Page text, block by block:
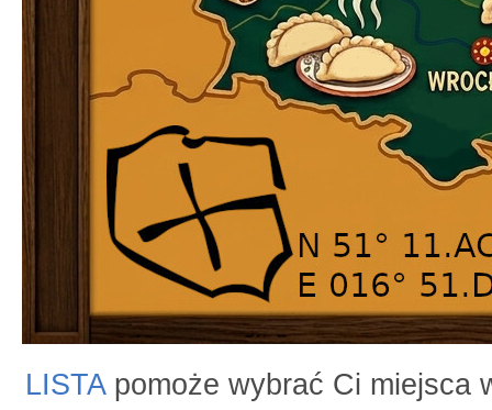
LISTApomoże wybrać Ci miejsca